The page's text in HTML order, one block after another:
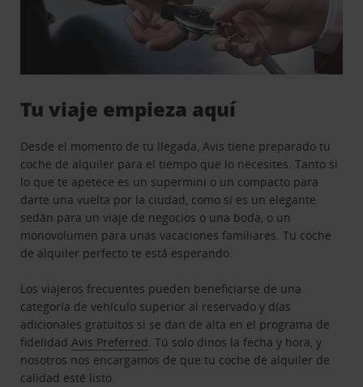
Tu viaje empieza aquí
Desde el momento de tu llegada, Avis tiene preparado tu
coche de alquiler para el tiempo que lo necesites. Tanto si
lo que te apetece es un supermini o un compacto para
darte una vuelta por la ciudad, como si es un elegante
sedán para un viaje de negocios o una boda, o un
monovolumen para unas vacaciones familiares. Tu coche
de alquiler perfecto te está esperando.
Los viajeros frecuentes pueden beneficiarse de una
categoría de vehículo superior al reservado y días
adicionales gratuitos si se dan de alta en el programa de
fidelidadAvis Preferred. Tú solo dinos la fecha y hora, y
nosotros nos encargamos de que tu coche de alquiler de
calidad esté listo.